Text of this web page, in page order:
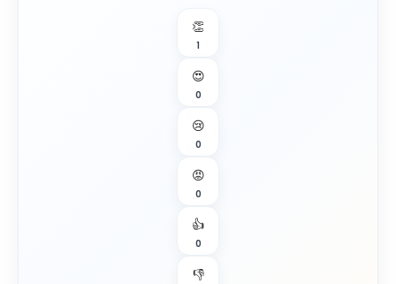
👏
1
😍
0
😢
0
😡
0
👍
0
👎